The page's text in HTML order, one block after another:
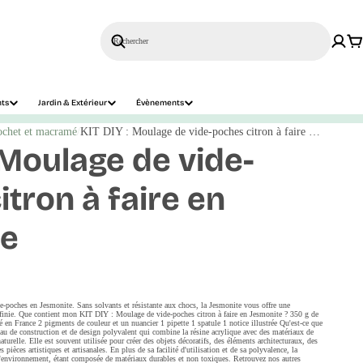
Jardin & Extérieur Évènements
Rechercher
et macramé KIT DIY : Moulage de vide-poches citron à faire en Jesmonite
de vide-
à faire en
poches en Jesmonite. Sans solvants et résistante aux chocs, la Jesmonite vous offre une
Que contient mon KIT DIY : Moulage de vide-poches citron à faire en Jesmonite ? 350 g de
France 2 pigments de couleur et un nuancier 1 pipette 1 spatule 1 notice illustrée Qu'est-ce que
de construction et de design polyvalent qui combine la résine acrylique avec des matériaux de
Elle est souvent utilisée pour créer des objets décoratifs, des éléments architecturaux, des
pièces artistiques et artisanales. En plus de sa facilité d'utilisation et de sa polyvalence, la
étant composée de matériaux durables et non toxiques. Retrouvez nos autres